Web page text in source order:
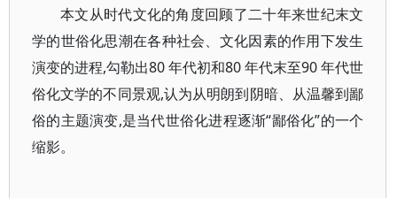
本文从时代文化的角度回顾了二十年来世纪末文
学的世俗化思潮在各种社会、文化因素的作用下发生
演变的进程,勾勒出80 年代初和80 年代末至90 年代世
俗化文学的不同景观,认为从明朗到阴暗、从温馨到鄙
俗的主题演变,是当代世俗化进程逐渐“鄙俗化”的一个
缩影。